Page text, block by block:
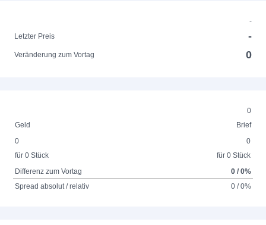
-
Letzter Preis
-
Veränderung zum Vortag 0
0
Geld
Brief
0
für 0 Stück
0
für 0 Stück
Differenz zum Vortag
0 / 0%
Spread absolut / relativ
0 / 0%